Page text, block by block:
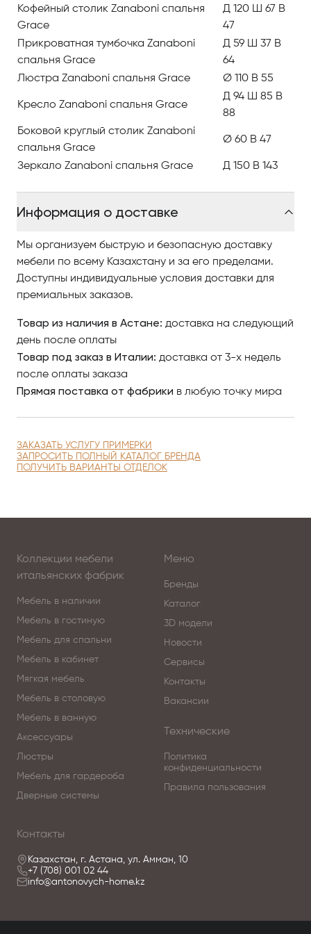
восхитительных резных рамах, диваны с
закруглёнными подлокотниками, на деревянных
каркасах, резных ножках, столики на изящных
резных ножках и стулья — всё это многообразие
учитывается каждая мелочь. Конструкция каркаса,
подушек, пропорции подлокотников и спинок, все
это рассчитывается так чтобы человек, который
Большое внимание уделяется тканям, в
распоряжении компании более 260 образов, что
специалисты компании.
Изысканность, красота, элегантность,
эксклюзивность, высокое качество, экологичность —
всё это позволяет отнести мебель Zanaboni к
Кофейный столик Zanaboni спальня
Grace
Д 120 Ш 67 В
47
Прикроватная тумбочка Zanaboni
спальня Grace
Д 59 Ш 37 В
64
Люстра Zanaboni спальня Grace
Ø 110 В 55
Кресло Zanaboni спальня Grace
Д 94 Ш 85 В
88
Боковой круглый столик Zanaboni
спальня Grace
Ø 60 В 47
Зеркало Zanaboni спальня Grace Д 150 В 143
Информация о доставке
Мы организуем быструю и безопасную доставку
мебели по всему Казахстану и за его пределами.
Доступны индивидуальные условия доставки для
премиальных заказов.
Товар из наличия в Астане: доставка на следующий
день после оплаты
Товар под заказ в Италии: доставка от 3-х недель
после оплаты заказа
Прямая поставка от фабрики в любую точку мира
ЗАКАЗАТЬ УСЛУГУ ПРИМЕРКИ
ЗАПРОСИТЬ ПОЛНЫЙ КАТАЛОГ БРЕНДА
ПОЛУЧИТЬ ВАРИАНТЫ ОТДЕЛОК
Коллекции мебели
итальянских фабрик
Мебель в наличии
Мебель в гостиную
Мебель для спальни
Мебель в кабинет
Мягкая мебель
Мебель в столовую
Мебель в ванную
Аксессуары
Люстры
Мебель для гардероба
Дверные системы
Меню
Бренды
Каталог
3D модели
Новости
Сервисы
Контакты
Вакансии
Технические
Политика
конфиденциальности
Правила пользования
Контакты
Казахстан, г. Астана, ул. Амман, 10
+7 (708) 001 02 44
info@antonovych-home.kz